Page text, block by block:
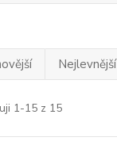
Nejlevnější
1-15 z 15